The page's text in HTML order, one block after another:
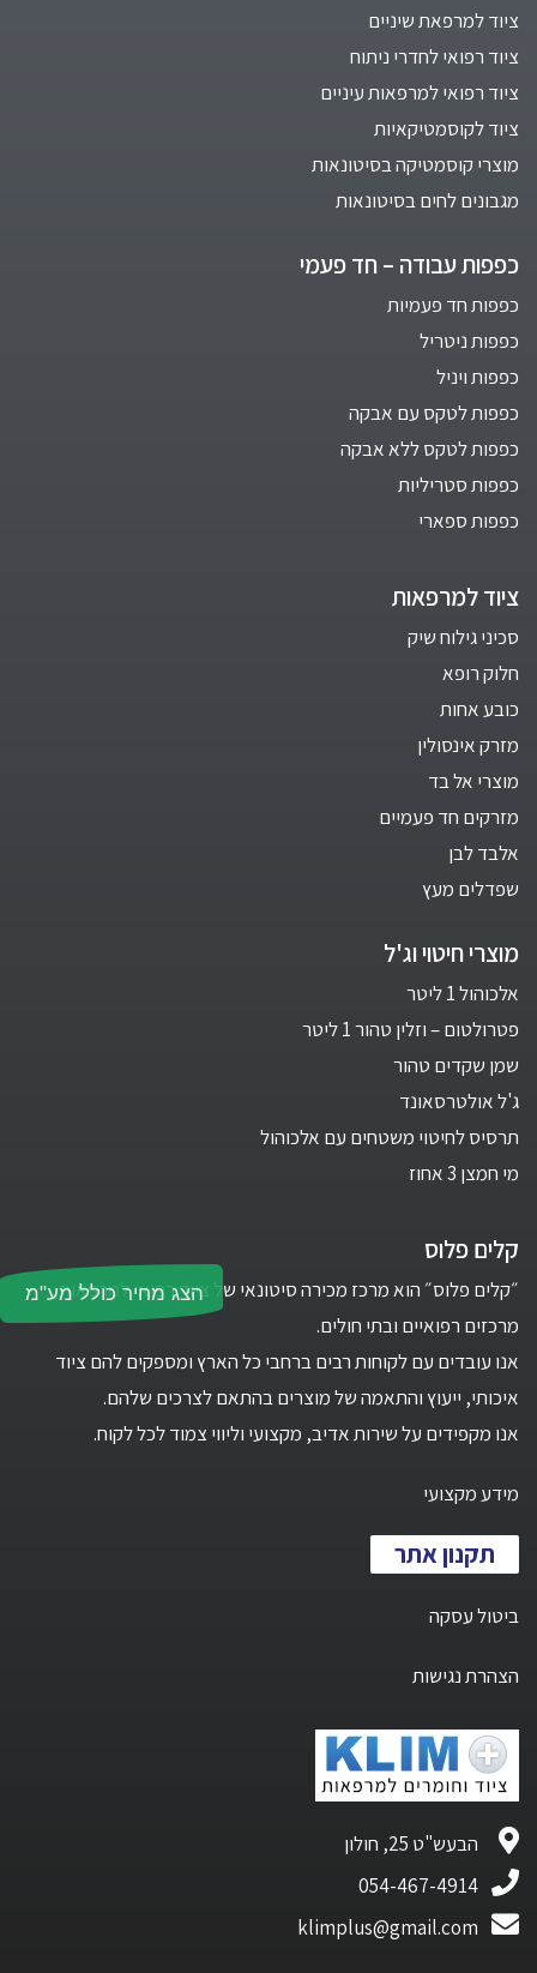
הצג מחיר כולל מע"מ
ציוד למרפאת שיניים
ציוד רפואי לחדרי ניתוח
ציוד רפואי למרפאות עיניים
ציוד לקוסמטיקאיות
מוצרי קוסמטיקה בסיטונאות
מגבונים לחים בסיטונאות
כפפות עבודה – חד פעמי
כפפות חד פעמיות
כפפות ניטריל
כפפות ויניל
כפפות לטקס עם אבקה
כפפות לטקס ללא אבקה
כפפות סטריליות
כפפות ספארי
ציוד למרפאות
סכיני גילוח שיק
חלוק רופא
כובע אחות
מזרק אינסולין
מוצרי אל בד
מזרקים חד פעמיים
אלבד לבן
שפדלים מעץ
מוצרי חיטוי וג'ל
אלכוהול 1 ליטר
פטרולטום – וזלין טהור 1 ליטר
שמן שקדים טהור
ג'ל אולטרסאונד
תרסיס לחיטוי משטחים עם אלכוהול
מי חמצן 3 אחוז
קלים פלוס
״קלים פלוס״ הוא מרכז מכירה סיטונאי של ציוד רפואי למרפאות,
מרכזים רפואיים ובתי חולים.
אנו עובדים עם לקוחות רבים ברחבי כל הארץ ומספקים להם ציוד
איכותי, ייעוץ והתאמה של מוצרים בהתאם לצרכים שלהם.
אנו מקפידים על שירות אדיב, מקצועי וליווי צמוד לכל לקוח.
מידע מקצועי
תקנון אתר
ביטול עסקה
הצהרת נגישות
הבעש"ט 25, חולון
054-467-4914
klimplus@gmail.com